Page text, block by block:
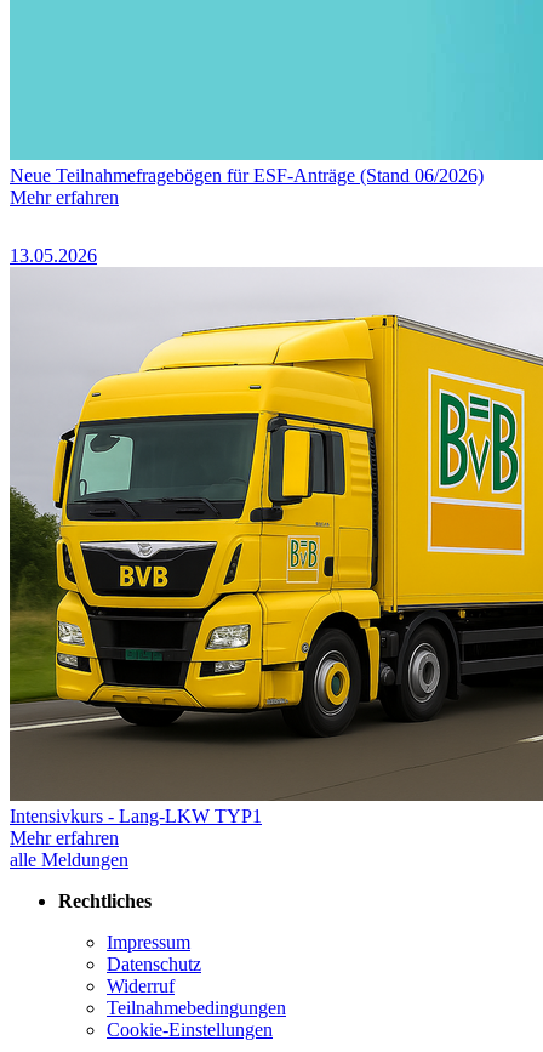
Neue Teilnahmefragebögen für ESF-Anträge (Stand 06/2026)
Mehr erfahren
13.05.2026
Intensivkurs - Lang-LKW TYP1
Mehr erfahren
alle Meldungen
Rechtliches
Impressum
Datenschutz
Widerruf
Teilnahmebedingungen
Cookie-Einstellungen